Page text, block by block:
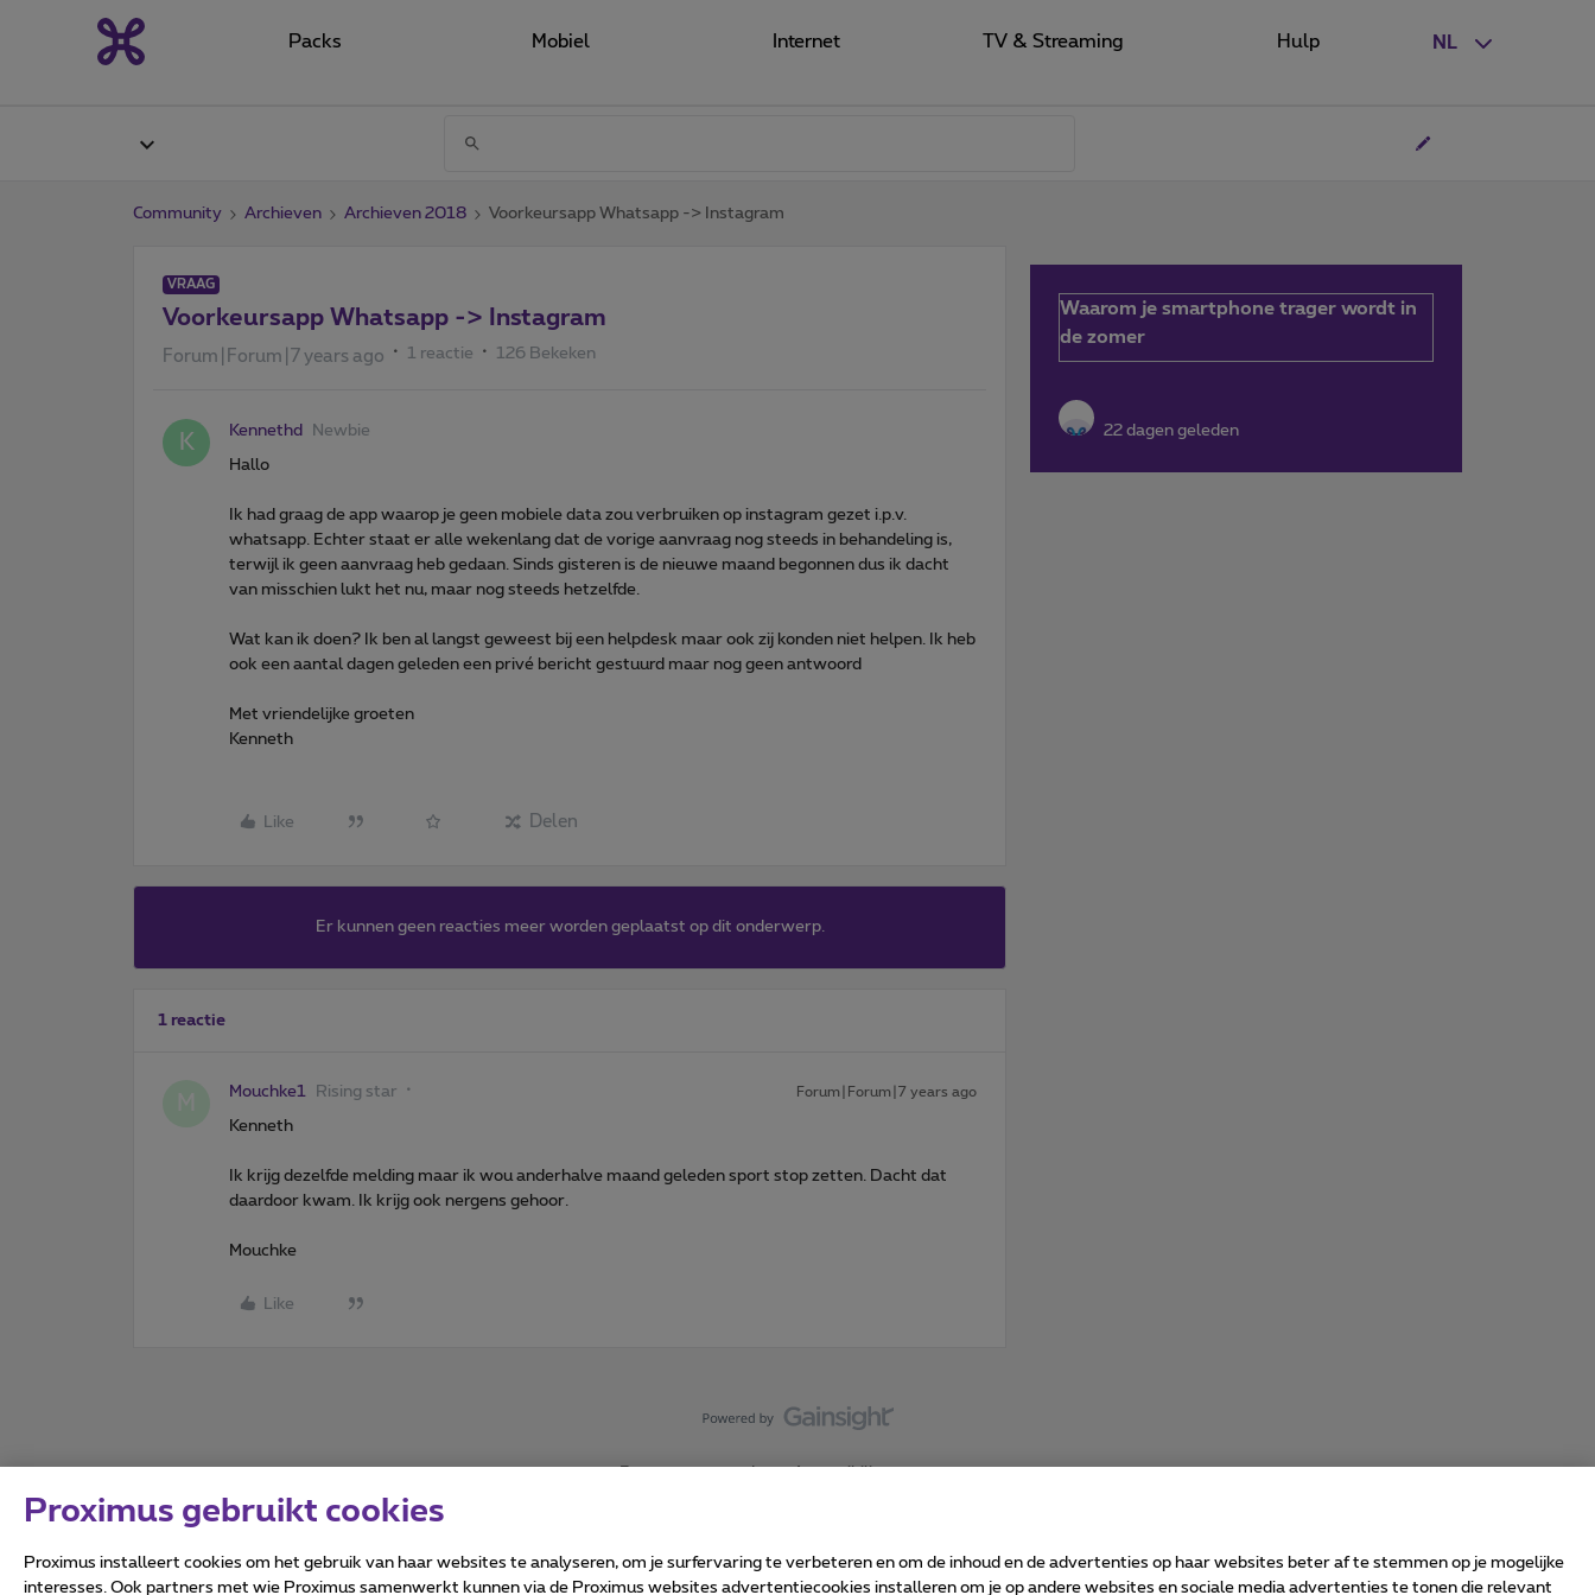
NL
Packs Mobiel Internet TV & Streaming Hulp
Community Archieven Archieven 2018 Voorkeursapp Whatsapp -> Instagram
VRAAG
Voorkeursapp Whatsapp -> Instagram
Forum|Forum|7 years ago 1 reactie 126 Bekeken
K Kennethd Newbie
Hallo
Ik had graag de app waarop je geen mobiele data zou verbruiken op instagram gezet i.p.v.
whatsapp. Echter staat er alle wekenlang dat de vorige aanvraag nog steeds in behandeling is,
terwijl ik geen aanvraag heb gedaan. Sinds gisteren is de nieuwe maand begonnen dus ik dacht
van misschien lukt het nu, maar nog steeds hetzelfde.
Wat kan ik doen? Ik ben al langst geweest bij een helpdesk maar ook zij konden niet helpen. Ik heb
ook een aantal dagen geleden een privé bericht gestuurd maar nog geen antwoord
Met vriendelijke groeten
Kenneth
Like Delen
Er kunnen geen reacties meer worden geplaatst op dit onderwerp.
1 reactie
Mouchke1 Rising star Forum|Forum|7 years ago
Kenneth
Ik krijg dezelfde melding maar ik wou anderhalve maand geleden sport stop zetten. Dacht dat
daardoor kwam. Ik krijg ook nergens gehoor.
Mouchke
Like
Waarom je smartphone trager wordt in
de zomer
22 dagen geleden
Forumvoorwaarden Accessibility statement
Proximus gebruikt cookies
Proximus installeert cookies om het gebruik van haar websites te analyseren, om je surfervaring te verbeteren en om de inhoud en de advertenties op haar websites beter af te stemmen op je mogelijke
interesses. Ook partners met wie Proximus samenwerkt kunnen via de Proximus websites advertentiecookies installeren om je op andere websites en sociale media advertenties te tonen die relevant